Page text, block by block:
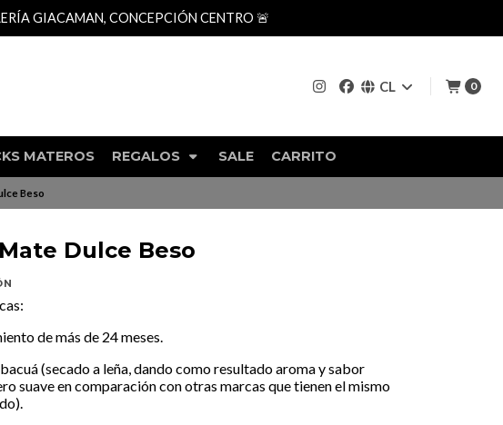
CL 0
MATEROS REGALOS SALE CARRITO
GIACAMAN, CONCEPCIÓN CENTRO 🚨
Beso
Dulce Beso
de más de 24 meses.
(secado a leña, dando como resultado aroma y sabor
suave en comparación con otras marcas que tienen el mismo